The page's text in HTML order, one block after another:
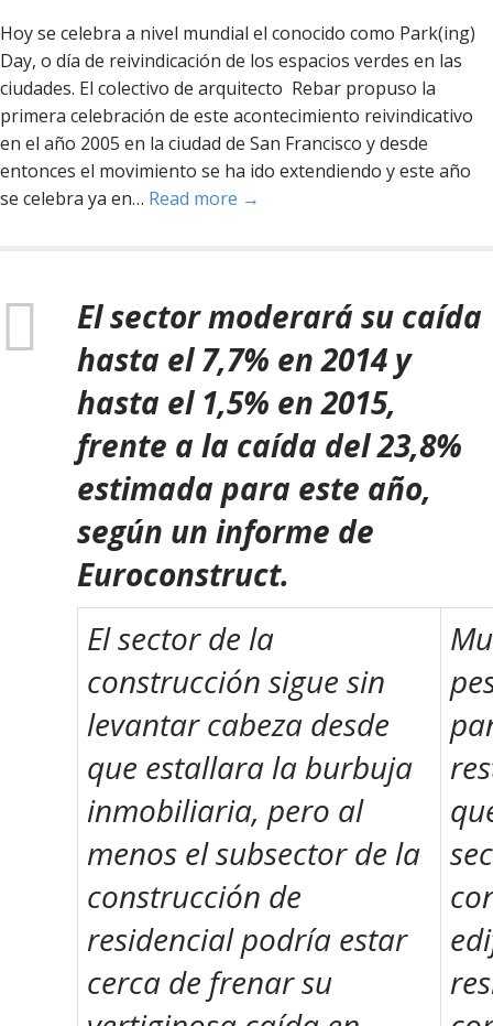
Hoy se celebra a nivel mundial el conocido como Park(ing)
Day, o día de reivindicación de los espacios verdes en las
ciudades. El colectivo de arquitecto Rebar propuso la
primera celebración de este acontecimiento reivindicativo
en el año 2005 en la ciudad de San Francisco y desde
entonces el movimiento se ha ido extendiendo y este año
se celebra ya en… Read more →
El sector moderará su caída
hasta el 7,7% en 2014 y
hasta el 1,5% en 2015,
frente a la caída del 23,8%
estimada para este año,
según un informe de
Euroconstruct.
El sector de la
construcción sigue sin
levantar cabeza desde
que estallara la burbuja
inmobiliaria, pero al
menos el subsector de la
construcción de
residencial podría estar
cerca de frenar su